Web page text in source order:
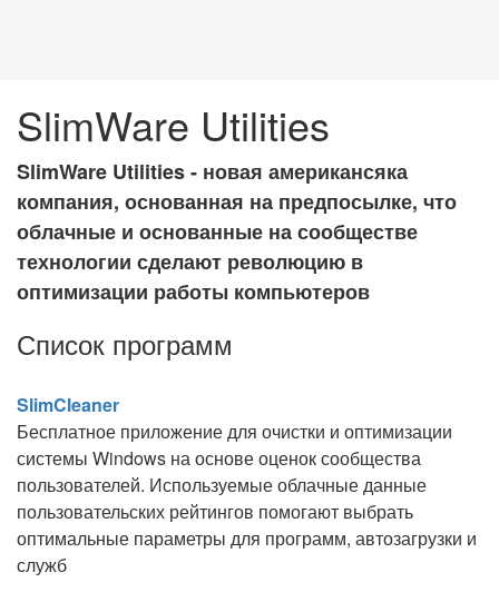
SlimWare Utilities
SlimWare Utilities - новая американсяка
компания, основанная на предпосылке, что
облачные и основанные на сообществе
технологии сделают революцию в
оптимизации работы компьютеров
Список программ
SlimCleaner
Бесплатное приложение для очистки и оптимизации
системы Windows на основе оценок сообщества
пользователей. Используемые облачные данные
пользовательских рейтингов помогают выбрать
оптимальные параметры для программ, автозагрузки и
служб